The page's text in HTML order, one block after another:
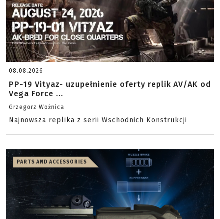
08.08.2026
PP-19 Vityaz- uzupełnienie oferty replik AV/AK od
Vega Force ...
Grzegorz Woźnica
Najnowsza replika z serii Wschodnich Konstrukcji
PARTS AND ACCESSORIES